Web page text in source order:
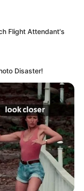
าคม
ชิน
คนเกิดวันจันทร์ ดูดวง
ดวันพุธ ดูดวงสำหรับ
กร์ ดูดวงสำหรับ คน
ฤหัสบดีที่ 12 มกราคม
Flight Attendant's
Disaster!